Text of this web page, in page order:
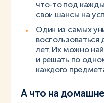
что-то под
свои шансы на
Один из самых
лет. Их можно
и решать по
каждого
А что на